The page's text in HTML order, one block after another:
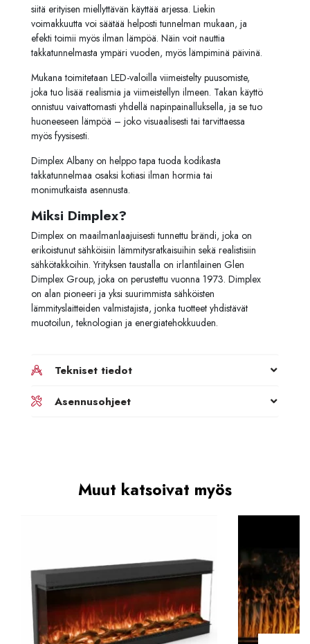
siitä erityisen miellyttävän käyttää arjessa. Liekin
voimakkuutta voi säätää helposti tunnelman mukaan, ja
efekti toimii myös ilman lämpöä. Näin voit nauttia
takkatunnelmasta ympäri vuoden, myös lämpiminä päivinä.
Mukana toimitetaan LED-valoilla viimeistelty puusomiste,
joka tuo lisää realismia ja viimeistellyn ilmeen. Takan käyttö
onnistuu vaivattomasti yhdellä napinpainalluksella, ja se tuo
huoneeseen lämpöä – joko visuaalisesti tai tarvittaessa
myös fyysisesti.
Dimplex Albany on helppo tapa tuoda kodikasta
takkatunnelmaa osaksi kotiasi ilman hormia tai
monimutkaista asennusta.
Miksi Dimplex?
Dimplex on maailmanlaajuisesti tunnettu brändi, joka on
erikoistunut sähköisiin lämmitysratkaisuihin sekä realistisiin
sähkötakkoihin. Yrityksen taustalla on irlantilainen Glen
Dimplex Group, joka on perustettu vuonna 1973. Dimplex
on alan pioneeri ja yksi suurimmista sähköisten
lämmityslaitteiden valmistajista, jonka tuotteet yhdistävät
muotoilun, teknologian ja energiatehokkuuden.
Tekniset tiedot
Asennusohjeet
Muut katsoivat myös